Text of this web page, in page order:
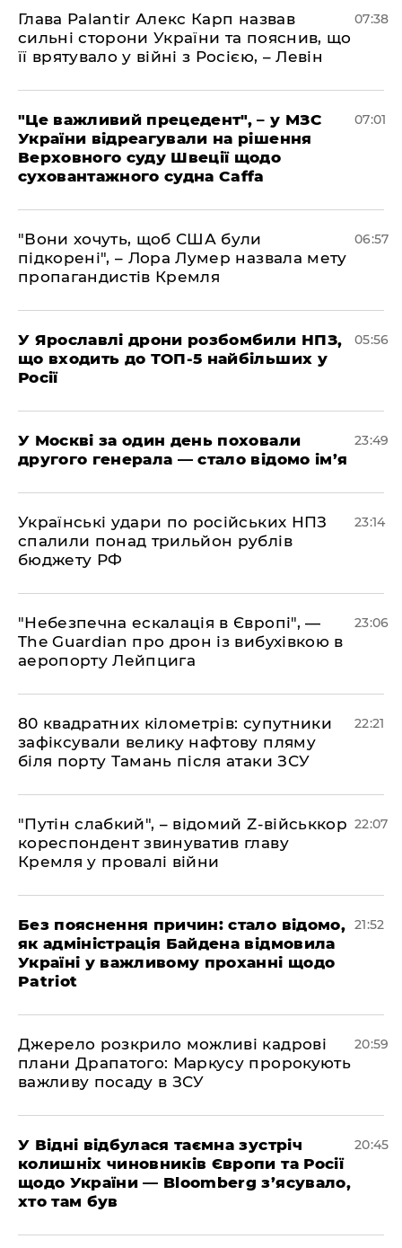
Глава Palantir Алекс Карп назвав
сильні сторони України та пояснив, що
її врятувало у війні з Росією, – Левін
07:38
"Це важливий прецедент", – у МЗС
України відреагували на рішення
Верховного суду Швеції щодо
суховантажного судна Caffa
07:01
"Вони хочуть, щоб США були
підкорені", – Лора Лумер назвала мету
пропагандистів Кремля
06:57
У Ярославлі дрони розбомбили НПЗ,
що входить до ТОП-5 найбільших у
Росії
05:56
​У Москві за один день поховали
другого генерала — стало відомо ім’я
23:49
​Українські удари по російських НПЗ
спалили понад трильйон рублів
бюджету РФ
23:14
​"Небезпечна ескалація в Європі", —
The Guardian про дрон із вибухівкою в
аеропорту Лейпцига
23:06
​80 квадратних кілометрів: супутники
зафіксували велику нафтову пляму
біля порту Тамань після атаки ЗСУ
22:21
"Путін слабкий", – відомий Z-військкор
кореспондент звинуватив главу
Кремля у провалі війни
22:07
​Без пояснення причин: стало відомо,
як адміністрація Байдена відмовила
Україні у важливому проханні щодо
Patriot
21:52
​Джерело розкрило можливі кадрові
плани Драпатого: Маркусу пророкують
важливу посаду в ЗСУ
20:59
​У Відні відбулася таємна зустріч
колишніх чиновників Європи та Росії
щодо України — Bloomberg з’ясувало,
хто там був
20:45